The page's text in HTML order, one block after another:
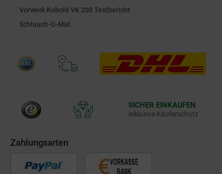
Vorwerk Kobold VK 200 Testbericht
Schlauch-O-Mat
SICHER EINKAUFEN
Inklusive Käuferschutz
Zahlungsarten